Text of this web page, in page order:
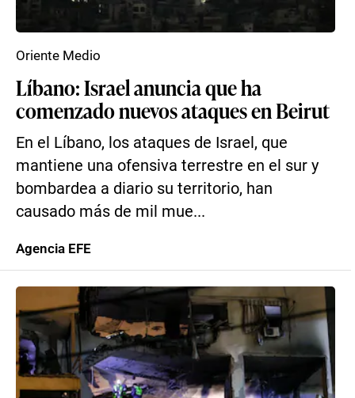
Líbano: Israel anuncia que ha
comenzado nuevos ataques en Beirut
En el Líbano, los ataques de Israel, que
mantiene una ofensiva terrestre en el sur y
bombardea a diario su territorio, han
causado más de mil mue...
Oriente Medio
Agencia EFE